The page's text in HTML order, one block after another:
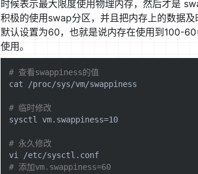
时候表示最大限度使用物理内存，然后才是
积极的使用swap分区，并且把内存上的数据
默认设置为60，也就是说内存在使用到100-
使用。
# 查看swappiness的值
cat /proc/sys/vm/swappiness
# 临时修改
sysctl vm.swappiness=10
# 永久修改
# 添加vm.swappiness=60